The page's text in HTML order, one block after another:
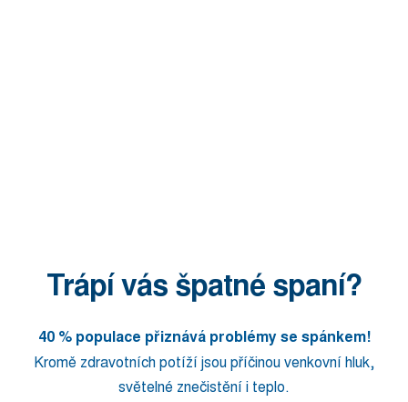
Trápí vás špatné spaní?
40 % populace přiznává problémy se spánkem!
Kromě zdravotních potíží jsou příčinou venkovní hluk,
světelné znečistění i teplo.